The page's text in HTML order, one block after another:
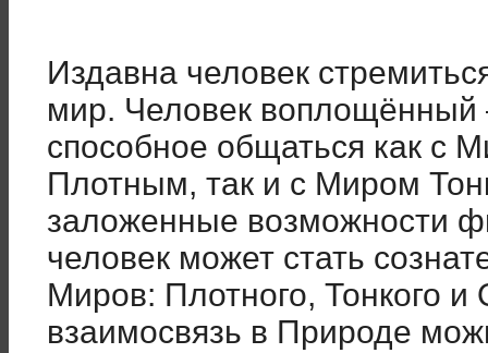
Издавна человек
мир. Человек воплощённый
способное общаться как
Плотным, так и с Миром
заложенные возможности
человек может стать
Миров: Плотного, Тонкого и
взаимосвязь в Природе